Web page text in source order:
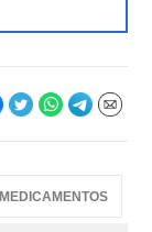
MEDICAMENTOS